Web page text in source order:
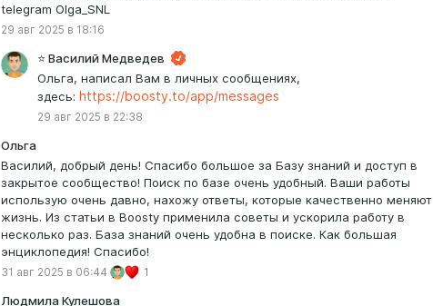
telegram Olga_SNL
29 авг 2025 в 18:16
⭐️ Василий Медведев
Ольга, написал Вам в личных сообщениях,
здесь: https://boosty.to/app/messages
29 авг 2025 в 22:38
Ольга
Василий, добрый день! Спасибо большое за Базу знаний и доступ в
закрытое сообщество! Поиск по базе очень удобный. Ваши работы
использую очень давно, нахожу ответы, которые качественно меняют
жизнь. Из статьи в Boosty применила советы и ускорила работу в
несколько раз. База знаний очень удобна в поиске. Как большая
энциклопедия! Спасибо!
31 авг 2025 в 06:44 1
Людмила Кулешова